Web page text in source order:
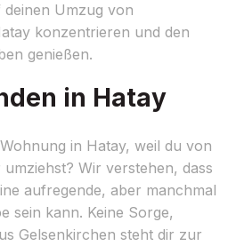
Umzug von
konzentrieren und den
genießen.
in Hatay
in Hatay, weil du von
Wir verstehen, dass
aufregende, aber manchmal
sein kann. Keine Sorge,
Gelsenkirchen steht dir zur